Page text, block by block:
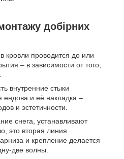
добірних
кровли проводится до или
– в зависимости от того,
внутренние стыки
ендова и её накладка –
и эстетичности.
снега, устанавливают
это вторая линия
и крепление делается
две волны.